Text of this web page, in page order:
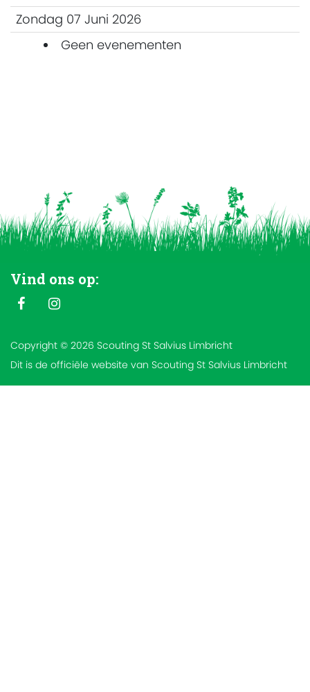
Zondag 07 Juni 2026
Geen evenementen
Vind ons op:
Copyright © 2026 Scouting St Salvius Limbricht
Dit is de officiële website van Scouting St Salvius Limbricht